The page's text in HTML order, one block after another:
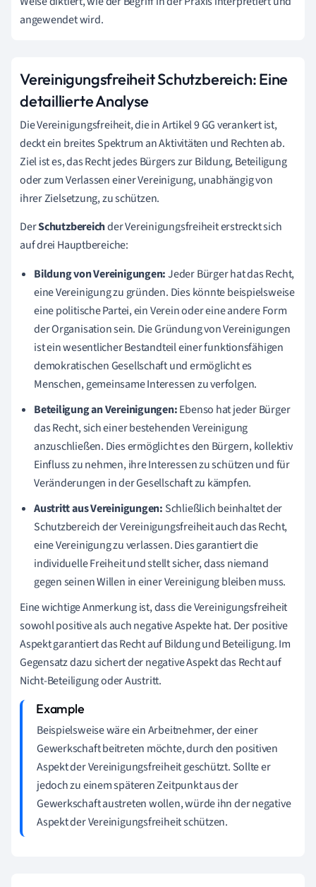
angewendet wird.
Vereinigungsfreiheit Schutzbereich: Eine
detaillierte Analyse
Die Vereinigungsfreiheit, die in Artikel 9 GG verankert ist,
deckt ein breites Spektrum an Aktivitäten und Rechten ab.
Ziel ist es, das Recht jedes Bürgers zur Bildung, Beteiligung
oder zum Verlassen einer Vereinigung, unabhängig von
ihrer Zielsetzung, zu schützen.
DerSchutzbereichder Vereinigungsfreiheit erstreckt sich
auf drei Hauptbereiche:
Bildung von Vereinigungen:Jeder Bürger hat das Recht,
eine Vereinigung zu gründen. Dies könnte beispielsweise
eine politische Partei, ein Verein oder eine andere Form
der Organisation sein. Die Gründung von Vereinigungen
ist ein wesentlicher Bestandteil einer funktionsfähigen
demokratischen Gesellschaft und ermöglicht es
Menschen, gemeinsame Interessen zu verfolgen.
Beteiligung an Vereinigungen:Ebenso hat jeder Bürger
das Recht, sich einer bestehenden Vereinigung
anzuschließen. Dies ermöglicht es den Bürgern, kollektiv
Einfluss zu nehmen, ihre Interessen zu schützen und für
Veränderungen in der Gesellschaft zu kämpfen.
Austritt aus Vereinigungen: Schließlich beinhaltet der
Schutzbereich der Vereinigungsfreiheit auch das Recht,
eine Vereinigung zu verlassen. Dies garantiert die
individuelle Freiheit und stellt sicher, dass niemand
gegen seinen Willen in einer Vereinigung bleiben muss.
Eine wichtige Anmerkung ist, dass die Vereinigungsfreiheit
sowohl positive als auch negative Aspekte hat. Der positive
Aspekt garantiert das Recht auf Bildung und Beteiligung. Im
Gegensatz dazu sichert der negative Aspekt das Recht auf
Nicht-Beteiligung oder Austritt.
Beispielsweise wäre ein Arbeitnehmer, der einer
Gewerkschaft beitreten möchte, durch den positiven
Aspekt der Vereinigungsfreiheit geschützt. Sollte er
jedoch zu einem späteren Zeitpunkt aus der
Gewerkschaft austreten wollen, würde ihn der negative
Aspekt der Vereinigungsfreiheit schützen.